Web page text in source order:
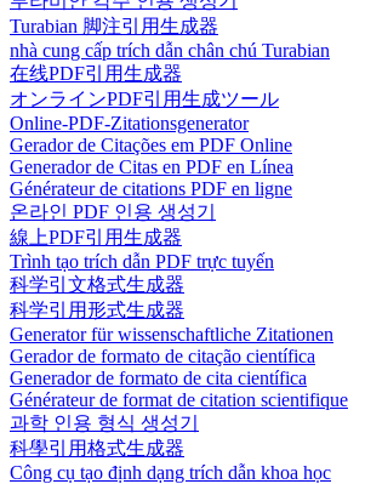
Turabian 脚注引用生成器
nhà cung cấp trích dẫn chân chú Turabian
在线PDF引用生成器
オンラインPDF引用生成ツール
Online-PDF-Zitationsgenerator
Gerador de Citações em PDF Online
Generador de Citas en PDF en Línea
Générateur de citations PDF en ligne
온라인 PDF 인용 생성기
線上PDF引用生成器
Trình tạo trích dẫn PDF trực tuyến
科学引文格式生成器
科学引用形式生成器
Generator für wissenschaftliche Zitationen
Gerador de formato de citação científica
Generador de formato de cita científica
Générateur de format de citation scientifique
과학 인용 형식 생성기
科學引用格式生成器
Công cụ tạo định dạng trích dẫn khoa học